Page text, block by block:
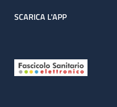
SCARICA L'APP